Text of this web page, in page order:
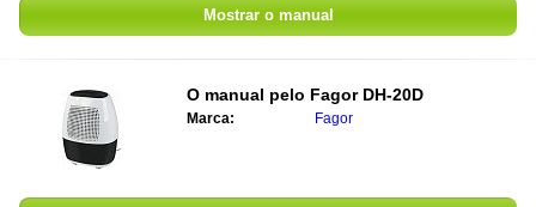
Mostrar o manual
O manual pelo Fagor DH-20D
Marca: Fagor